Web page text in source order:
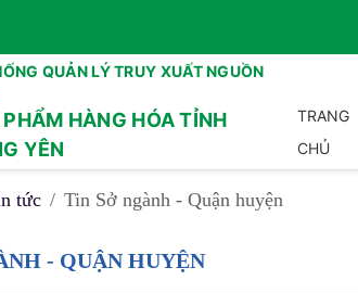
QUẢN LÝ TRUY XUẤT NGUỒN
HÀNG HÓA TỈNH
YÊN
TRANG
CHỦ
tức Tin Sở ngành - Quận huyện
- QUẬN HUYỆN